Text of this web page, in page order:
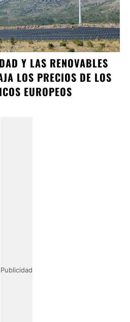
Y LAS RENOVABLES
LOS PRECIOS DE LOS
EUROPEOS
Publicidad